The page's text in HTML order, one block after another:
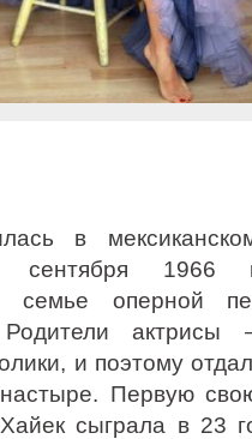
в
сентября 1966
семье оперной
Родители актрисы
и поэтому
Первую
сыграла в 23